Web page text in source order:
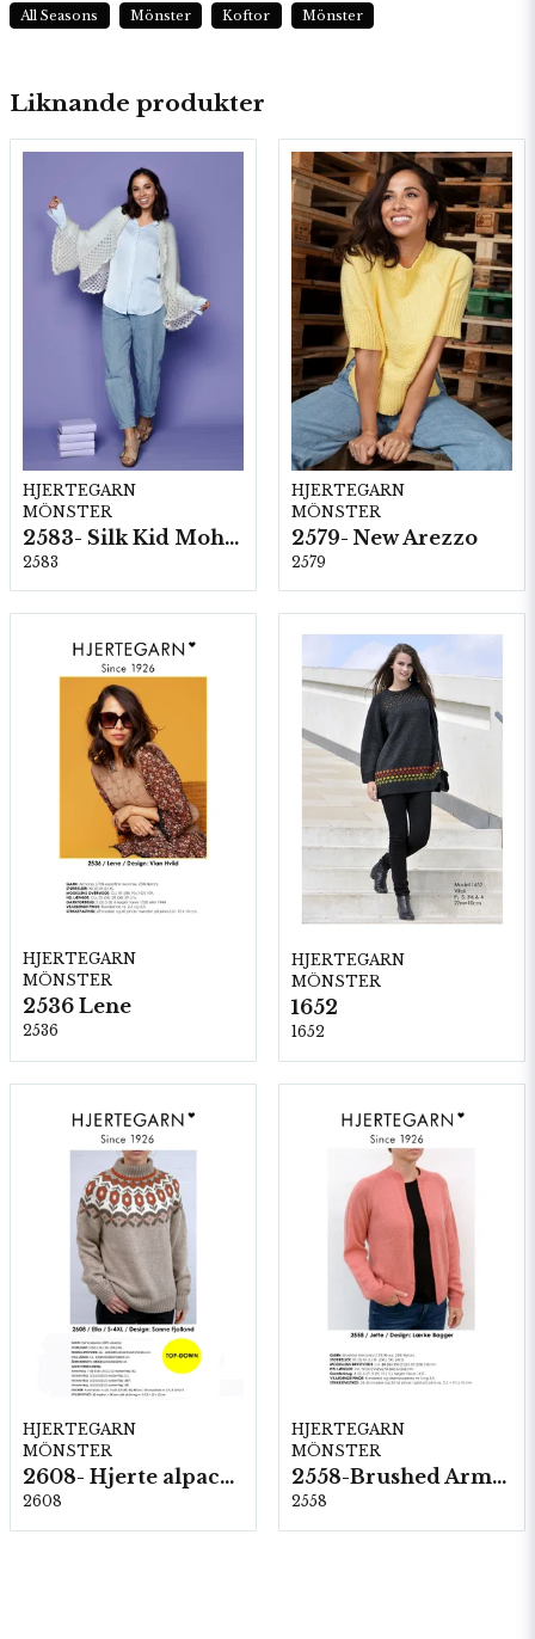
Liknande produkter
HJERTEGARN
MÖNSTER
2583- Silk Kid Mohair
2583
HJERTEGARN
MÖNSTER
2579- New Arezzo
2579
HJERTEGARN
MÖNSTER
2536 Lene
2536
HJERTEGARN
MÖNSTER
1652
1652
HJERTEGARN
MÖNSTER
2608- Hjerte alpacka
2608
HJERTEGARN
MÖNSTER
2558-Brushed Armonia
2558
All Seasons Mönster Koftor Mönster